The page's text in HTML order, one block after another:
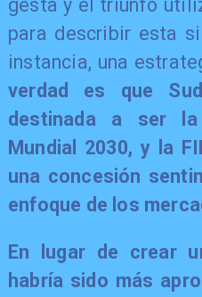
gesta y el triunfo
para describir esta
instancia, una
verdad es que
destinada a ser
Mundial 2030, y la
una concesión
enfoque de los
En lugar de crear
habría sido más